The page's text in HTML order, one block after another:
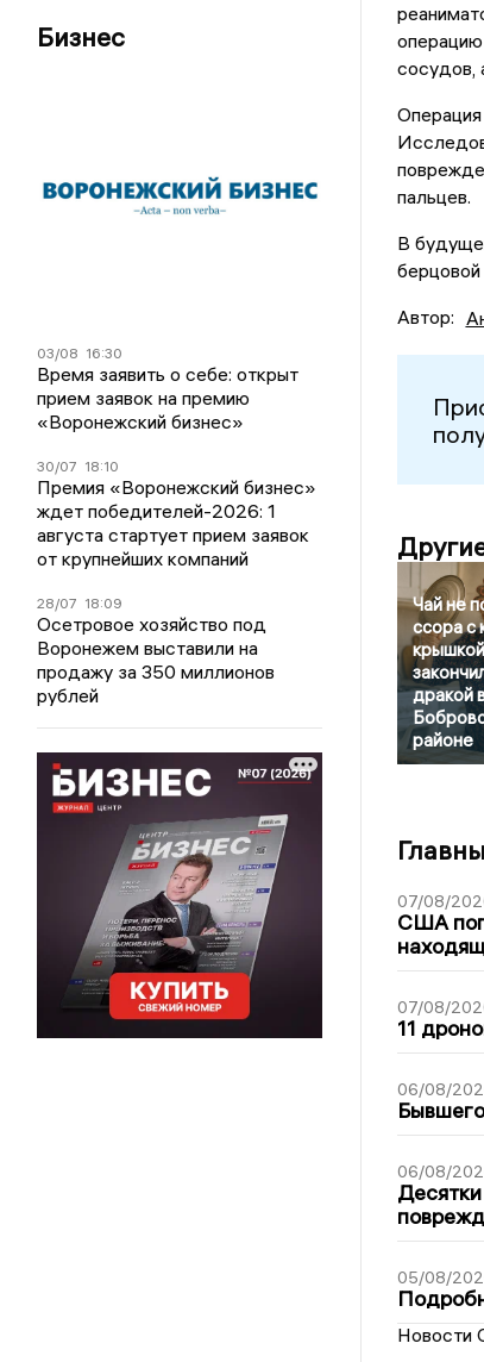
Бизнес
03/08 16:30
Время заявить о себе: открыт
прием заявок на премию
«Воронежский бизнес»
30/07 18:10
Премия «Воронежский бизнес»
ждет победителей-2026: 1
августа стартует прием заявок
от крупнейших компаний
28/07 18:09
Осетровое хозяйство под
Воронежем выставили на
продажу за 350 миллионов
рублей
сосудов,
Операция
пальцев.
В
берцовой
Автор:
Чай не
ссора с
крышкой
дракой
районе
07/08/
США
07/08/
11
06/08/
06/08/
05/08/